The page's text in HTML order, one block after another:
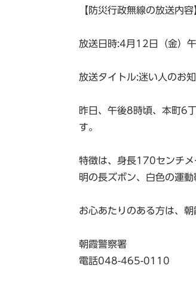
【防災行政無線の放送内容
放送日時:4月12日（金）
放送タイトル:迷い人のお
昨日、午後8時頃、本町6
す。
特徴は、身長170センチメ
明の長ズボン、白色の運動
お心あたりのある方は、朝
朝霞警察署
電話048-465-0110